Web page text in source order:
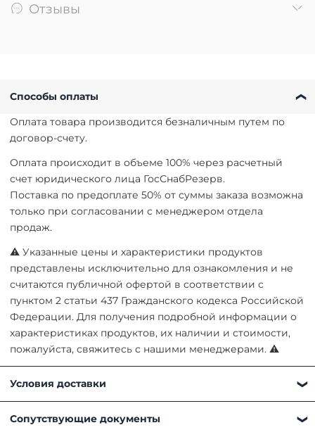
Отзывы
Способы оплаты
Оплата товара производится безналичным путем по
договор-счету.
Оплата происходит в объеме 100% через расчетный
счет юридического лица ГосСнабРезерв.
Поставка по предоплате 50% от суммы заказа возможна
только при согласовании с менеджером отдела
продаж.
⚠ Указанные цены и характеристики продуктов
представлены исключительно для ознакомления и не
считаются публичной офертой в соответствии с
пунктом 2 статьи 437 Гражданского кодекса Российской
Федерации. Для получения подробной информации о
характеристиках продуктов, их наличии и стоимости,
пожалуйста, свяжитесь с нашими менеджерами. ⚠
Условия доставки
способом:
Сопутствующие документы